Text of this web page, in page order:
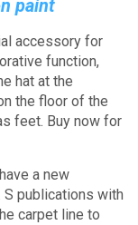
paint
accessory for
function,
hat at the
the floor of the
feet. Buy now for
a new
S publications with
carpet line to